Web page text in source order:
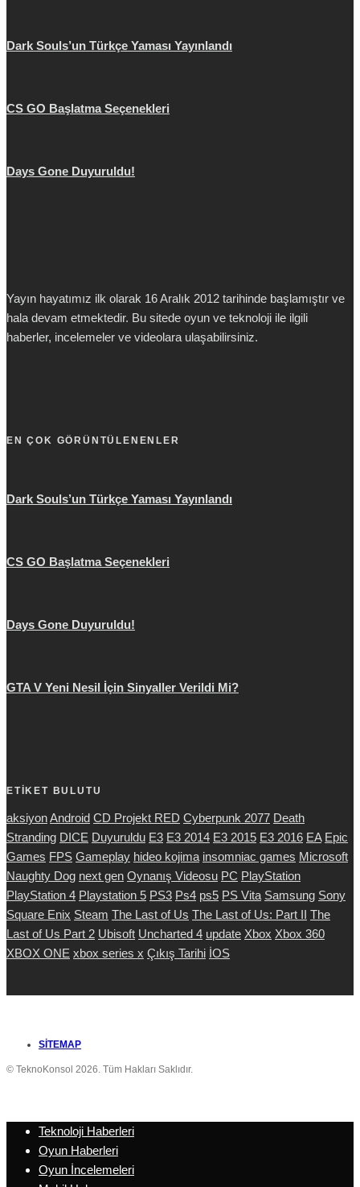
Dark Souls’un Türkçe Yaması Yayınlandı
CS GO Başlatma Seçenekleri
Days Gone Duyuruldu!
Yayın hayatımız ilk olarak 16 Aralık 2012 tarihinde başlamıştır ve
hala devam etmektedir. Bu sitede oyun ve teknoloji ile ilgili
haberler, incelemeler ve videolara ulaşabilirsiniz.
EN ÇOK GÖRÜNTÜLENENLER
Dark Souls’un Türkçe Yaması Yayınlandı
CS GO Başlatma Seçenekleri
Days Gone Duyuruldu!
GTA V Yeni Nesil İçin Sinyaller Verildi Mi?
ETİKET BULUTU
aksiyonAndroid CD Projekt RED Cyberpunk 2077 Death
Stranding DICE Duyuruldu E3 E3 2014 E3 2015 E3 2016 EA Epic
Games FPS Gameplay hideo kojima insomniac games Microsoft
Naughty Dog next gen Oynanış Videosu PC PlayStation
PlayStation 4 Playstation 5 PS3 Ps4 ps5 PS Vita Samsung Sony
Square Enix Steam The Last of Us The Last of Us: Part II The
Last of Us Part 2 Ubisoft Uncharted 4 update Xbox Xbox 360
XBOX ONE xbox series x Çıkış Tarihi İOS
SITEMAP
© TeknoKonsol 2026. Tüm Hakları Saklıdır.
Teknoloji Haberleri
Oyun Haberleri
Oyun İncelemeleri